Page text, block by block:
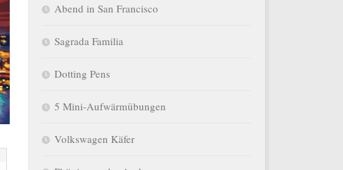
Abend in San Francisco
Sagrada Familia
Dotting Pens
5 Mini-Aufwärmübungen
Volkswagen Käfer